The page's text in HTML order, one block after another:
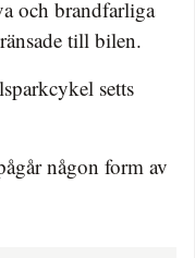
och brandfarliga
till bilen.
setts
någon form av